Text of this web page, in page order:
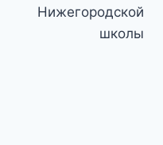
Нижегородской
школы